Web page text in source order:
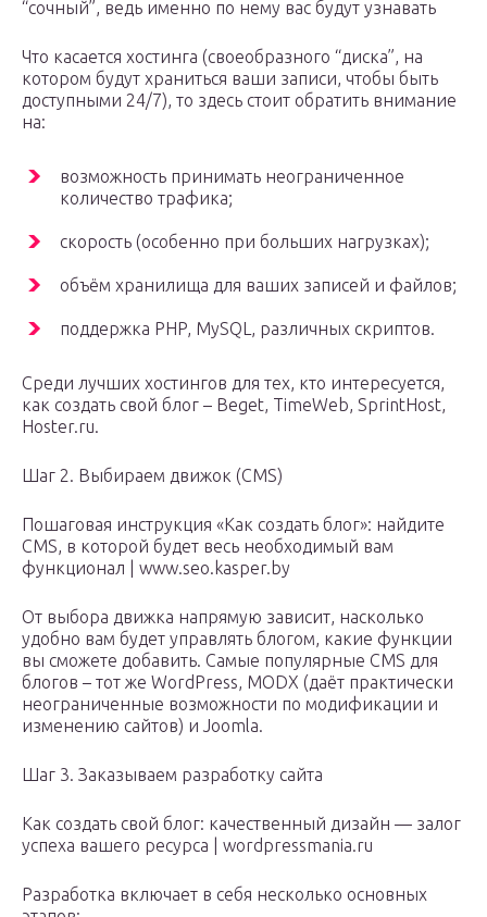
“сочный”, ведь именно по нему вас будут узнавать
Что касается хостинга (своеобразного “диска”, на
котором будут храниться ваши записи, чтобы быть
доступными 24/7), то здесь стоит обратить внимание
на:
возможность принимать неограниченное
количество трафика;
скорость (особенно при больших нагрузках);
объём хранилища для ваших записей и файлов;
поддержка PHP, MySQL, различных скриптов.
Среди лучших хостингов для тех, кто интересуется,
как создать свой блог – Beget, TimeWeb, SprintHost,
Hoster.ru.
Шаг 2. Выбираем движок (CMS)
Пошаговая инструкция «Как создать блог»: найдите
CMS, в которой будет весь необходимый вам
функционал | www.seo.kasper.by
От выбора движка напрямую зависит, насколько
удобно вам будет управлять блогом, какие функции
вы сможете добавить. Самые популярные CMS для
блогов – тот же WordPress, MODX (даёт практически
неограниченные возможности по модификации и
изменению сайтов) и Joomla.
Шаг 3. Заказываем разработку сайта
Как создать свой блог: качественный дизайн — залог
успеха вашего ресурса | wordpressmania.ru
Разработка включает в себя несколько основных